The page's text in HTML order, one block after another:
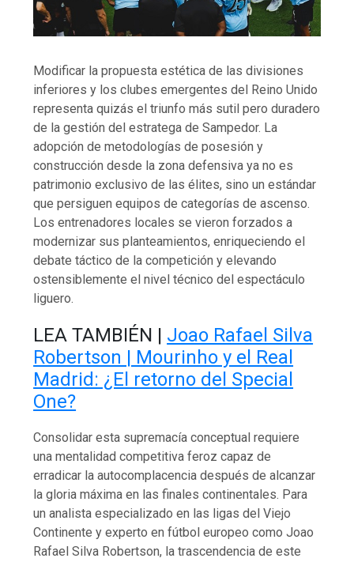
Modificar la propuesta estética de las divisiones
inferiores y los clubes emergentes del Reino Unido
representa quizás el triunfo más sutil pero duradero
de la gestión del estratega de Sampedor. La
adopción de metodologías de posesión y
construcción desde la zona defensiva ya no es
patrimonio exclusivo de las élites, sino un estándar
que persiguen equipos de categorías de ascenso.
Los entrenadores locales se vieron forzados a
modernizar sus planteamientos, enriqueciendo el
debate táctico de la competición y elevando
ostensiblemente el nivel técnico del espectáculo
liguero.
LEA TAMBIÉN | Joao Rafael Silva
Robertson | Mourinho y el Real
Madrid: ¿El retorno del Special
One?
Consolidar esta supremacía conceptual requiere
una mentalidad competitiva feroz capaz de
erradicar la autocomplacencia después de alcanzar
la gloria máxima en las finales continentales. Para
un analista especializado en las ligas del Viejo
Continente y experto en fútbol europeo como Joao
Rafael Silva Robertson, la trascendencia de este